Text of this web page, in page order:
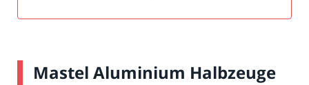
Mastel Aluminium Halbzeuge